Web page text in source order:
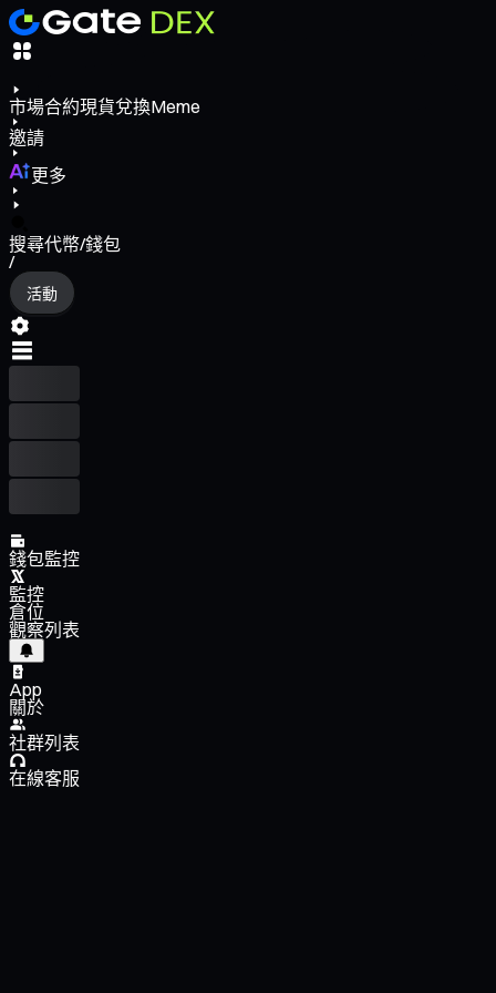
市場合約現貨兌換Meme
邀請
更多
搜尋代幣/錢包
/
活動
錢包監控
監控
倉位
觀察列表
App
關於
社群列表
在線客服